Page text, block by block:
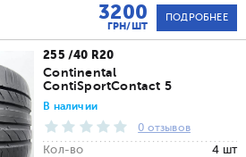
3200
ГРН/ШТ
ПОДРОБНЕЕ
255 /40 R20
Continental
ContiSportContact 5
В наличии
0 отзывов
Кол-во
4 шт